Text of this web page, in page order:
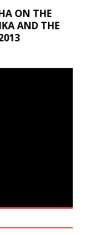
ON THE
AND THE